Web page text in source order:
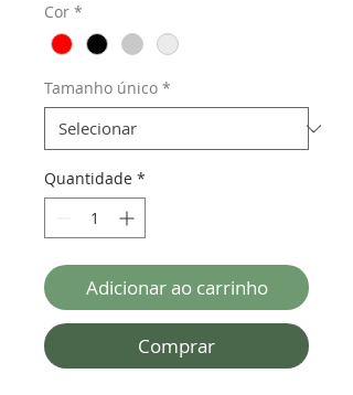
Cor *
Tamanho único *
Quantidade *
Adicionar ao carrinho
Comprar